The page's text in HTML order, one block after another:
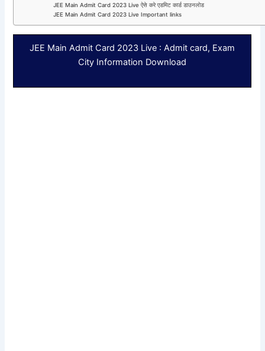
JEE Main Admit Card 2023 Live ऐसे करे एडमिट कार्ड डाउनलोड
JEE Main Admit Card 2023 Live Important links
JEE Main Admit Card 2023 Live : Admit card, Exam
City Information Download